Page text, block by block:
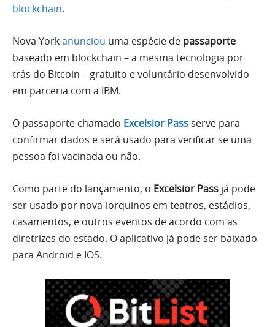
blockchain.
Nova Yorkanunciou uma espécie de passaporte
baseado em blockchain – a mesma tecnologia por
trás do Bitcoin – gratuito e voluntário desenvolvido
em parceria com a IBM.
O passaporte chamado Excelsior Pass serve para
confirmar dados e será usado para verificar se uma
pessoa foi vacinada ou não.
Como parte do lançamento, o Excelsior Pass já pode
ser usado por nova-iorquinos em teatros, estádios,
casamentos, e outros eventos de acordo com as
diretrizes do estado. O aplicativo já pode ser baixado
para Android e IOS.